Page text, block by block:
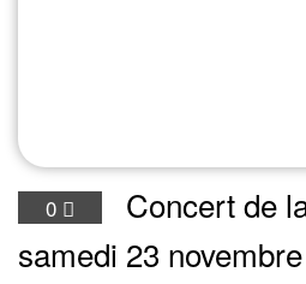
0
Concert de
samedi 23 novembre